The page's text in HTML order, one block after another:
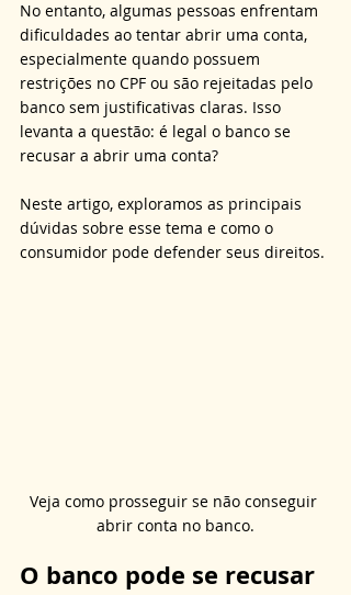
No entanto, algumas pessoas enfrentam
dificuldades ao tentar abrir uma conta,
especialmente quando possuem
restrições no CPF ou são rejeitadas pelo
banco sem justificativas claras. Isso
levanta a questão: é legal o banco se
recusar a abrir uma conta?
Neste artigo, exploramos as principais
dúvidas sobre esse tema e como o
consumidor pode defender seus direitos.
Veja como prosseguir se não conseguir
abrir conta no banco.
O banco pode se recusar